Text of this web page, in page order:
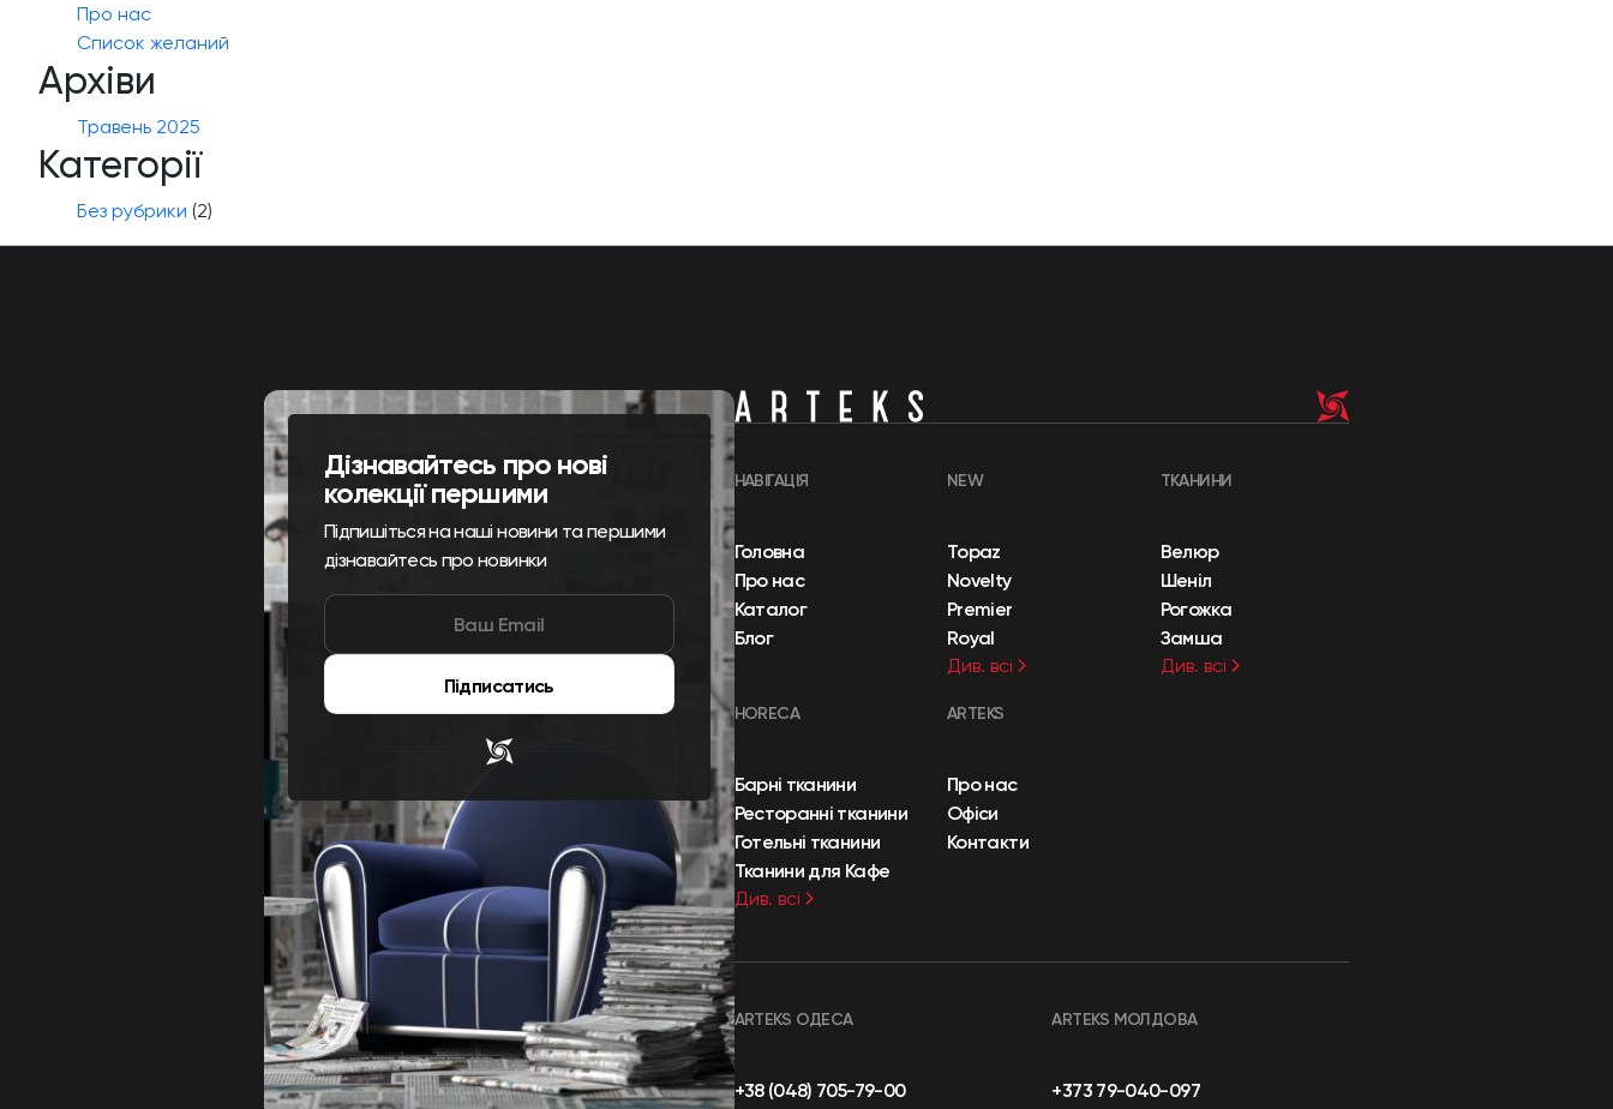
Про нас
Список желаний
Архіви
Травень 2025
Категорії
Без рубрики (2)
Дізнавайтесь про нові
колекції першими
Підпишіться на наші новини та першими
дізнавайтесь про новинки
Підписатись
НАВІГАЦІЯ
Головна
Про нас
Каталог
Блог
NEW
Topaz
Novelty
Premier
Royal
Див. всі
ТКАНИНИ
Велюр
Шеніл
Рогожка
Замша
Див. всі
HORECA
Барні тканини
Ресторанні тканини
Готельні тканини
Тканини для Кафе
Див. всі
ARTEKS
Про нас
Офіси
Контакти
ARTEKS ОДЕСА
+38 (048) 705-79-00
ARTEKS МОЛДОВА
+373 79-040-097